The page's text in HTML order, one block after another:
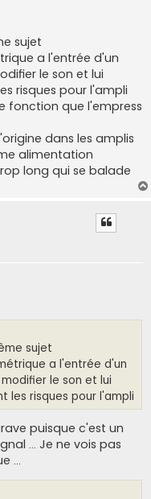
sujet
a l'entrée d'un
le son et lui
risques pour l'ampli
fonction que l'empress
dans les amplis
alimentation
long qui se balade
sujet
a l'entrée d'un
le son et lui
les risques pour l'ampli
puisque c'est un
... Je ne vois pas
...